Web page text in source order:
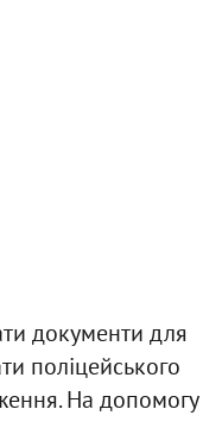
документи для
поліцейського
На допомогу